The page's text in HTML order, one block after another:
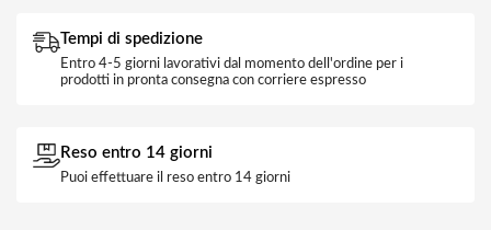
Tempi di spedizione
Entro 4-5 giorni lavorativi dal momento dell'ordine per i
prodotti in pronta consegna con corriere espresso
Reso entro 14 giorni
Puoi effettuare il reso entro 14 giorni